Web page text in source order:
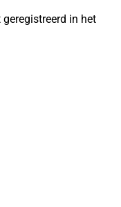
in het